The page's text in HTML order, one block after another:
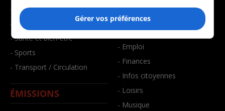
- Environnement
- Faits divers
- Santé et bien-être
- Sports
- Transport / Circulation
ÉMISSIONS
- Art de vivre
- Bien-être
- Emploi
- Finances
- Infos citoyennes
- Loisirs
- Musique
Gérer vos préférences